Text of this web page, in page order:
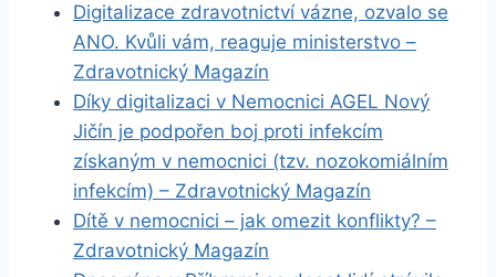
Digitalizace zdravotnictví vázne, ozvalo se
ANO. Kvůli vám, reaguje ministerstvo –
Zdravotnický Magazín
Díky digitalizaci v Nemocnici AGEL Nový
Jičín je podpořen boj proti infekcím
získaným v nemocnici (tzv. nozokomiálním
infekcím) – Zdravotnický Magazín
Dítě v nemocnici – jak omezit konflikty? –
Zdravotnický Magazín